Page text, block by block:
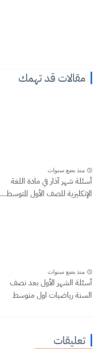
مقالات قد تهمك
منذ بضع سنوات
أسئلة شهر آذار في مادة اللغة
الإنكليزية للصف الأول المتوسط...
منذ بضع سنوات
أسئلة الشهر الأول بعد نصف
السنة رياضيات اول متوسط
تعليقات